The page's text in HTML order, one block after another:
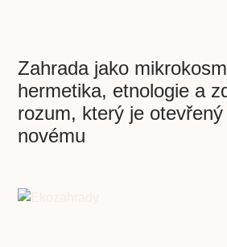
Zahrada jako
hermetika, etnologie a
rozum, který je
novému